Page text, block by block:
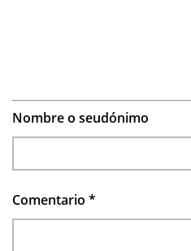
Nombre o seudónimo
Comentario *